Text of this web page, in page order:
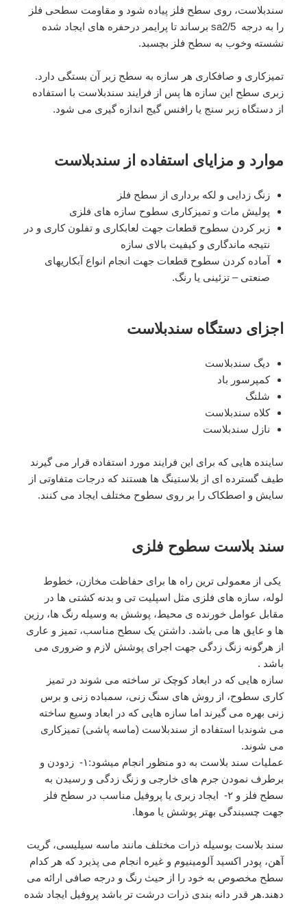
سندبلاست، روی سطح فلز پیاده شود و مقاومت سطحی فلز
را به درجه sa2/5 برساند تا پرایمر درحفره های ایجاد شده
نشسته وخوب به سطح فلز بچسبد.
تمیزکاری و صافکاری هر سازه به سطح زبر آن بستگی دارد.
زبری سطح این سازه ها پس از فرایند سندبلاست با استفاده
از دستگاه زبر سنج یا رافنس گیج اندازه گیری می شود.
موارد و مزایای استفاده از سندبلاست
زنگ زدایی و لکه برداری از سطح فلز
پولیش مات و تمیزکاری سطوح سازه های فلزی
زبر کردن سطوح قطعات جهت لعابکاری و تفلون کاری و در
نتیجه ماندگاری و کیفیت بالای سازه
آماده کردن سطوح قطعات جهت انجام انواع آبکاریهای
صنعتی – تزئینی یا رنگ.
اجزای دستگاه سندبلاست
دیگ سندبلاست
کمپرسور باد
شلنگ
کلاه سندبلاست
نازل سندبلاست
ساینده هایی که برای این فرایند مورد استفاده قرار می گیرند
طیف گسترده ای از بلاستینگ ها هستند که درجات متفاوتی از
سایش و اصطکاک را بر روی سطوح مختلف ایجاد می کنند.
سند بلاست سطوح فلزی
یکی از معمولی ترین راه ها برای حفاظت مخازن، خطوط
لوله، سازه های فلزی مثل اسپلیت تی و بدنه کشتی ها در
مقابل عوامل خورنده ی محیط، پوشش به وسیله رنگ ها، رزین
ها و عایق ها می باشد. داشتن یک سطح مناسب، تمیز و عاری
از هرگونه زنگ زدگی جهت اجرای پوشش لازم و ضروری می
باشد .
سازه هایی که در ابعاد کوچک تر ساخته می شوند در تمیز
کاری سطوح، از روش های سنگ زنی، سمباده زنی و برس
زنی بهره می گیرند اما سازه هایی که در ابعاد وسیع ساخته
می شوندبا استفاده از سندبلاست (ماسه پاشی) تمیزکاری
می شوند.
عملیات سند بلاست به دو منظور انجام میشود:۱- زدودن و
برطرف نمودن جرم های خارجی و زنگ زدگی و رسیدن به
سطح فلز و ۲- ایجاد زبری یا پروفیل مناسب در سطح فلز
جهت چسبندگی بهتر پوشش یا موها.
سند بلاست بوسیله ذرات مختلف مانند ماسه سیلیسی، گریت
آهن، پودر اکسید آلومینیوم و غیره انجام می پذیرد که هر کدام
سطح مخصوص به خود را از حیث رنگ و درجه صافی ارائه می
دهند.هر قدر دانه بندی ذرات درشت تر باشد پروفیل ایجاد شده